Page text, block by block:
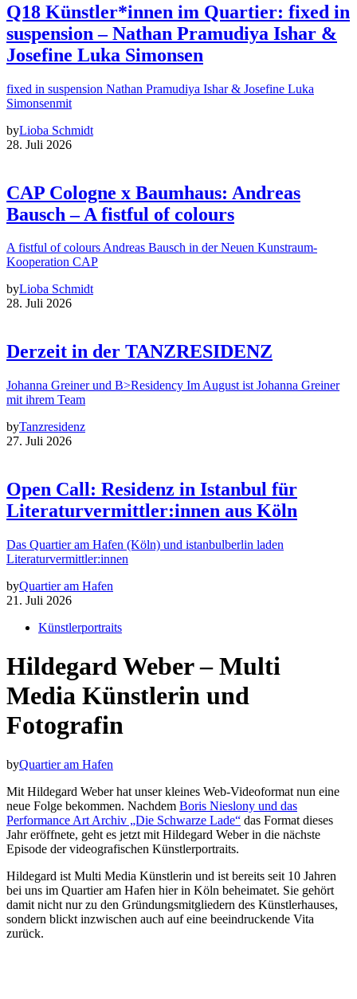
Q18 Künstler*innen im Quartier: fixed in
suspension – Nathan Pramudiya Ishar &
Josefine Luka Simonsen
fixed in suspension Nathan Pramudiya Ishar & Josefine Luka
Simonsenmit
byLioba Schmidt
28. Juli 2026
CAP Cologne x Baumhaus: Andreas
Bausch – A fistful of colours
A fistful of colours Andreas Bausch in der Neuen Kunstraum-
Kooperation CAP
byLioba Schmidt
28. Juli 2026
Derzeit in der TANZRESIDENZ
Johanna Greiner und B>Residency Im August ist Johanna Greiner
mit ihrem Team
byTanzresidenz
27. Juli 2026
Open Call: Residenz in Istanbul für
Literaturvermittler:innen aus Köln
Das Quartier am Hafen (Köln) und istanbulberlin laden
Literaturvermittler:innen
byQuartier am Hafen
21. Juli 2026
Künstlerportraits
Hildegard Weber – Multi
Media Künstlerin und
Fotografin
byQuartier am Hafen
Mit Hildegard Weber hat unser kleines Web-Videoformat nun eine
neue Folge bekommen. Nachdem Boris Nieslony und das
Performance Art Archiv „Die Schwarze Lade“ das Format dieses
Jahr eröffnete, geht es jetzt mit Hildegard Weber in die nächste
Episode der videografischen Künstlerportraits.
Hildegard ist Multi Media Künstlerin und ist bereits seit 10 Jahren
bei uns im Quartier am Hafen hier in Köln beheimatet. Sie gehört
damit nicht nur zu den Gründungsmitgliedern des Künstlerhauses,
sondern blickt inzwischen auch auf eine beeindruckende Vita
zurück.